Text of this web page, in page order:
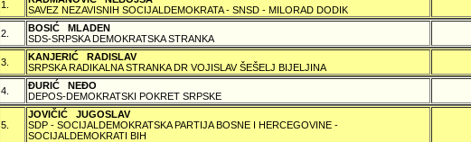
1.
SAVEZ NEZAVISNIH SOCIJALDEMOKRATA - SNSD - MILORAD DODIK
2.
BOSIĆ MLADEN
SDS-SRPSKA DEMOKRATSKA STRANKA
3.
KANJERIĆ RADISLAV
SRPSKA RADIKALNA STRANKA DR VOJISLAV ŠEŠELJ BIJELJINA
4.
ÐURIĆ NEÐO
DEPOS-DEMOKRATSKI POKRET SRPSKE
5.
JOVIČIĆ JUGOSLAV
SDP - SOCIJALDEMOKRATSKA PARTIJA BOSNE I HERCEGOVINE -
SOCIJALDEMOKRATI BIH